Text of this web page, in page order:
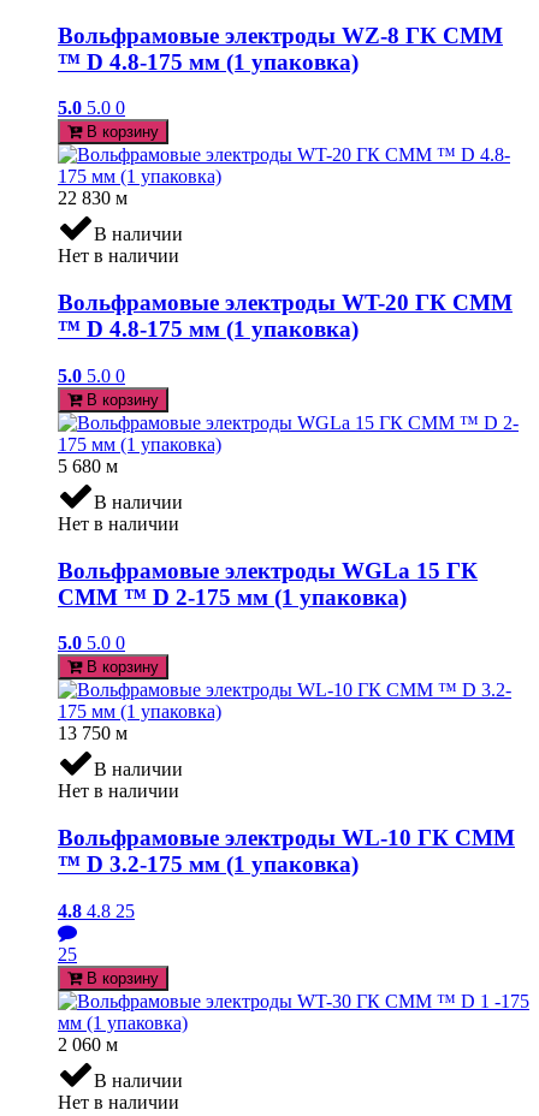
Вольфрамовые электроды WZ-8 ГК СММ
™ D 4.8-175 мм (1 упаковка)
5.0 5.0 0
В корзину
22 830 м
В наличии
Нет в наличии
Вольфрамовые электроды WT-20 ГК СММ
™ D 4.8-175 мм (1 упаковка)
5.0 5.0 0
В корзину
5 680 м
В наличии
Нет в наличии
Вольфрамовые электроды WGLa 15 ГК
СММ ™ D 2-175 мм (1 упаковка)
5.0 5.0 0
В корзину
13 750 м
В наличии
Нет в наличии
Вольфрамовые электроды WL-10 ГК СММ
™ D 3.2-175 мм (1 упаковка)
4.8 4.8 25
25
В корзину
2 060 м
В наличии
Нет в наличии